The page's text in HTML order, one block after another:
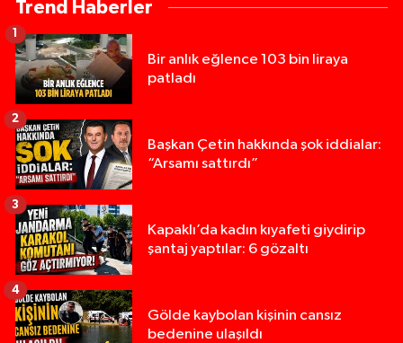
Trend Haberler
Bir anlık eğlence 103 bin liraya
patladı
1
Başkan Çetin hakkında şok iddialar:
“Arsamı sattırdı”
2
Kapaklı’da kadın kıyafeti giydirip
şantaj yaptılar: 6 gözaltı
3
Gölde kaybolan kişinin cansız
bedenine ulaşıldı
4